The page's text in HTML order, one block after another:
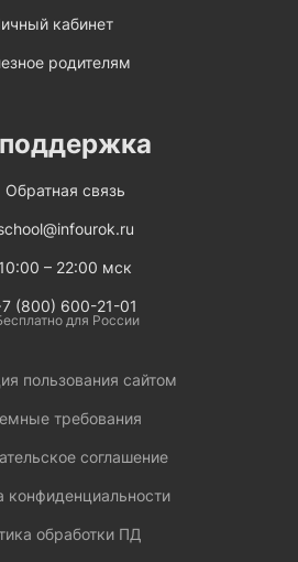
кабинет
родителям
Обратная связь
10:00 – 22:00 мск
(800) 600-21-01
для России
пользования сайтом
требования
соглашение
конфиденциальности
обработки ПД